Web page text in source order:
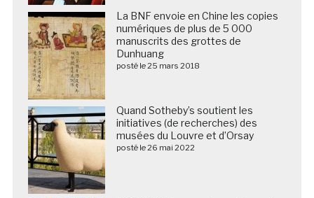
La BNF envoie en Chine les copies
numériques de plus de 5 000
manuscrits des grottes de
Dunhuang
posté le 25 mars 2018
Quand Sotheby’s soutient les
initiatives (de recherches) des
musées du Louvre et d’Orsay
posté le 26 mai 2022